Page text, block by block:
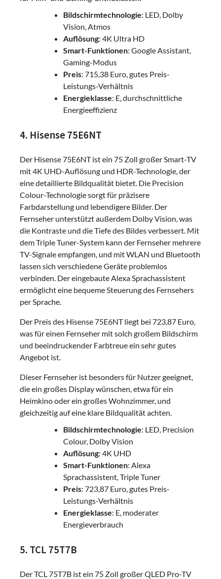
Bildschirmtechnologie: LED, Dolby
Vision, Atmos
Auflösung: 4K Ultra HD
Smart-Funktionen: Google Assistant,
Gaming-Modus
Preis: 715,38 Euro, gutes Preis-
Leistungs-Verhältnis
Energieklasse: E, durchschnittliche
Energieeffizienz
4. Hisense 75E6NT
Der Hisense 75E6NT ist ein 75 Zoll großer Smart-TV
mit 4K UHD-Auflösung und HDR-Technologie, der
eine detaillierte Bildqualität bietet. Die Precision
Colour-Technologie sorgt für präzisere
Farbdarstellung und lebendigere Bilder. Der
Fernseher unterstützt außerdem Dolby Vision, was
die Kontraste und die Tiefe des Bildes verbessert. Mit
dem Triple Tuner-System kann der Fernseher mehrere
TV-Signale empfangen, und mit WLAN und Bluetooth
lassen sich verschiedene Geräte problemlos
verbinden. Der eingebaute Alexa Sprachassistent
ermöglicht eine bequeme Steuerung des Fernsehers
per Sprache.
Der Preis des Hisense 75E6NT liegt bei 723,87 Euro,
was für einen Fernseher mit solch großem Bildschirm
und beeindruckender Farbtreue ein sehr gutes
Angebot ist.
Dieser Fernseher ist besonders für Nutzer geeignet,
die ein großes Display wünschen, etwa für ein
Heimkino oder ein großes Wohnzimmer, und
gleichzeitig auf eine klare Bildqualität achten.
Bildschirmtechnologie: LED, Precision
Colour, Dolby Vision
Auflösung: 4K UHD
Smart-Funktionen: Alexa
Sprachassistent, Triple Tuner
Preis: 723,87 Euro, gutes Preis-
Leistungs-Verhältnis
Energieklasse: E, moderater
Energieverbrauch
5. TCL 75T7B
Der TCL 75T7B ist ein 75 Zoll großer QLED Pro-TV